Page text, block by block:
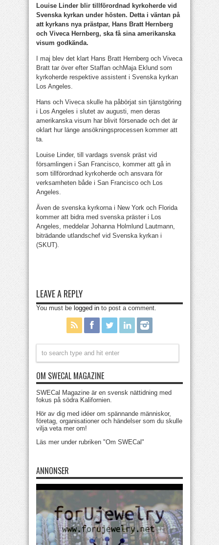
Louise Linder blir tillförordnad kyrkoherde vid
Svenska kyrkan under hösten. Detta i väntan på
att kyrkans nya prästpar, Hans Bratt Hernberg
och Viveca Hernberg, ska få sina amerikanska
visum godkända.
I maj blev det klart Hans Bratt Hernberg och Viveca
Bratt tar över efter Staffan ochMaja Eklund som
kyrkoherde respektive assistent i Svenska kyrkan
Los Angeles.
Hans och Viveca skulle ha påbörjat sin tjänstgöring
i Los Angeles i slutet av augusti, men deras
amerikanska visum har blivit försenade och det är
oklart hur länge ansökningsprocessen kommer att
ta.
Louise Linder, till vardags svensk präst vid
församlingen i San Francisco, kommer att gå in
som tillförordnad kyrkoherde och ansvara för
verksamheten både i San Francisco och Los
Angeles.
Även de svenska kyrkorna i New York och Florida
kommer att bidra med svenska präster i Los
Angeles, meddelar Johanna Holmlund Lautmann,
biträdande utlandschef vid Svenska kyrkan i
(SKUT).
LEAVE A REPLY
You must be logged in to post a comment.
OM SWECAL MAGAZINE
SWECal Magazine är en svensk nättidning med
fokus på södra Kalifornien.
Hör av dig med idéer om spännande människor,
företag, organisationer och händelser som du skulle
vilja veta mer om!
Läs mer under rubriken "Om SWECal"
ANNONSER